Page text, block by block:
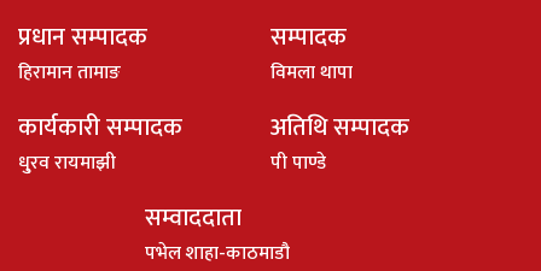
प्रधान सम्पादक
हिरामान तामाङ
सम्पादक
विमला थापा
कार्यकारी सम्पादक
धु्रव रायमाझी
अतिथि सम्पादक
पी पाण्डे
सम्वाददाता
पभेल शाहा-काठमाडौ